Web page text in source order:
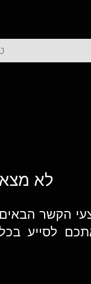
לא
הקשר הבאים
לסייע